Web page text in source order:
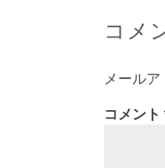
コメ
メールア
コメント